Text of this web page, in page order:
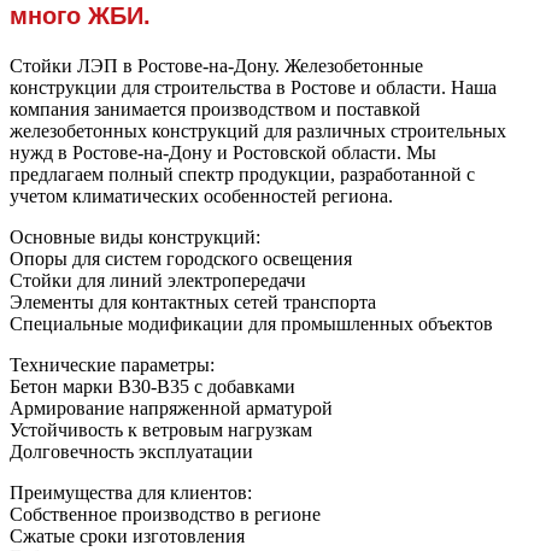
много ЖБИ.
Стойки ЛЭП в Ростове-на-Дону. Железобетонные
конструкции для строительства в Ростове и области. Наша
компания занимается производством и поставкой
железобетонных конструкций для различных строительных
нужд в Ростове-на-Дону и Ростовской области. Мы
предлагаем полный спектр продукции, разработанной с
учетом климатических особенностей региона.
Основные виды конструкций:
Опоры для систем городского освещения
Стойки для линий электропередачи
Элементы для контактных сетей транспорта
Специальные модификации для промышленных объектов
Технические параметры:
Бетон марки В30-В35 с добавками
Армирование напряженной арматурой
Устойчивость к ветровым нагрузкам
Долговечность эксплуатации
Преимущества для клиентов:
Собственное производство в регионе
Сжатые сроки изготовления